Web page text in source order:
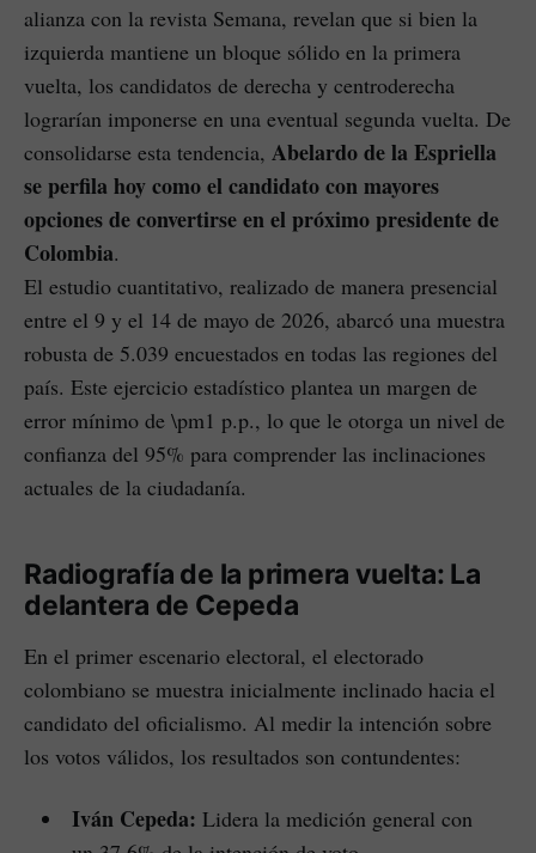
alianza con la revista Semana, revelan que si bien la
izquierda mantiene un bloque sólido en la primera
vuelta, los candidatos de derecha y centroderecha
lograrían imponerse en una eventual segunda vuelta. De
consolidarse esta tendencia, Abelardo de la Espriella
se perfila hoy como el candidato con mayores
opciones de convertirse en el próximo presidente de
Colombia.
El estudio cuantitativo, realizado de manera presencial
entre el 9 y el 14 de mayo de 2026, abarcó una muestra
robusta de 5.039 encuestados en todas las regiones del
país. Este ejercicio estadístico plantea un margen de
error mínimo de \pm1 p.p., lo que le otorga un nivel de
confianza del 95% para comprender las inclinaciones
actuales de la ciudadanía.
Radiografía de la primera vuelta: La
delantera de Cepeda
En el primer escenario electoral, el electorado
colombiano se muestra inicialmente inclinado hacia el
candidato del oficialismo. Al medir la intención sobre
los votos válidos, los resultados son contundentes:
Iván Cepeda: Lidera la medición general con